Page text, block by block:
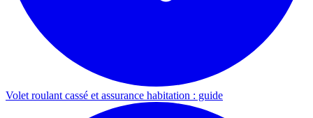
Volet roulant cassé et assurance habitation : guide